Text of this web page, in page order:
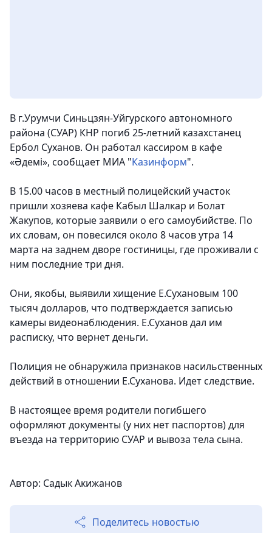
В г.Урумчи Синьцзян-Уйгурского автономного
района (СУАР) КНР погиб 25-летний казахстанец
Ербол Суханов. Он работал кассиром в кафе
«Әдемі», сообщает МИА "Казинформ".
В 15.00 часов в местный полицейский участок
пришли хозяева кафе Кабыл Шалкар и Болат
Жакупов, которые заявили о его самоубийстве. По
их словам, он повесился около 8 часов утра 14
марта на заднем дворе гостиницы, где проживали с
ним последние три дня.
Они, якобы, выявили хищение Е.Сухановым 100
тысяч долларов, что подтверждается записью
камеры видеонаблюдения. Е.Суханов дал им
расписку, что вернет деньги.
Полиция не обнаружила признаков насильственных
действий в отношении Е.Суханова. Идет следствие.
В настоящее время родители погибшего
оформляют документы (у них нет паспортов) для
въезда на территорию СУАР и вывоза тела сына.
Автор: Садык Акижанов
Поделитесь новостью